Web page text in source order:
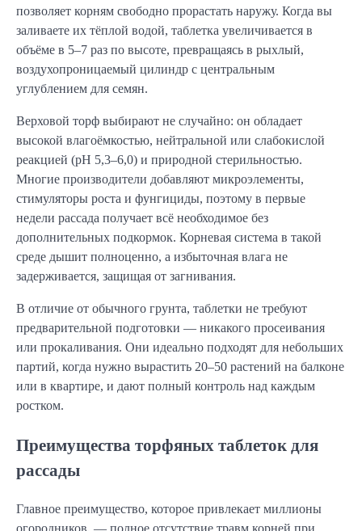
позволяет корням свободно прорастать наружу. Когда вы
заливаете их тёплой водой, таблетка увеличивается в
объёме в 5–7 раз по высоте, превращаясь в рыхлый,
воздухопроницаемый цилиндр с центральным
углублением для семян.
Верховой торф выбирают не случайно: он обладает
высокой влагоёмкостью, нейтральной или слабокислой
реакцией (pH 5,3–6,0) и природной стерильностью.
Многие производители добавляют микроэлементы,
стимуляторы роста и фунгициды, поэтому в первые
недели рассада получает всё необходимое без
дополнительных подкормок. Корневая система в такой
среде дышит полноценно, а избыточная влага не
задерживается, защищая от загнивания.
В отличие от обычного грунта, таблетки не требуют
предварительной подготовки — никакого просеивания
или прокаливания. Они идеально подходят для небольших
партий, когда нужно вырастить 20–50 растений на балконе
или в квартире, и дают полный контроль над каждым
ростком.
Преимущества торфяных таблеток для
рассады
Главное преимущество, которое привлекает миллионы
огородников, — полное отсутствие травм корней при